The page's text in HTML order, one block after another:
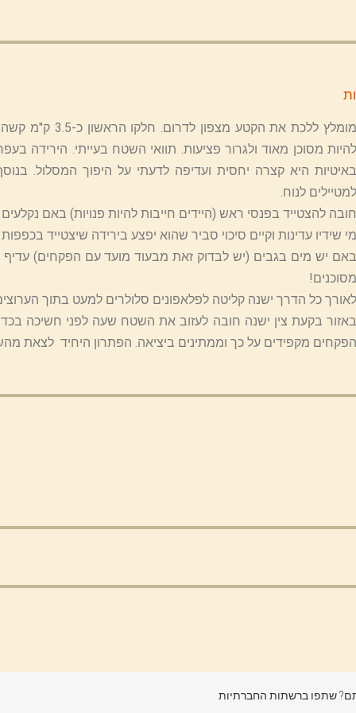
מומלץ ללכת את
להיות מסוכן מאוד ולגרור פציעות. תוואי השטח בעייתי. הירידה
באיטיות היא קצרה יחסית ועדיפה לדעתי על היפוך המסלול.
למטיילים לנוח.
חובה להצטייד בפנסי ראש (היידים חייבות להיות פנויות) באם
מי שידיו עדינות וקיים סיכוי סביר שהוא יפצע בירידה שיצטייד
באם יש מים בגבים (יש לבדוק זאת מבעוד מועד עם הפקחים)
מסוכנים!
לאורך כל הדרך ישנה קליטה לפלאפונים סלולרים למעט בתוך
באזור בקעת צין ישנה חובה לעזוב את השטח שעה לפני חשיכה
הפקחים מקפידים על כך וממתינים ביציאה. הפתרון היחיד לצאת
שתפו ברשתות החברתיות